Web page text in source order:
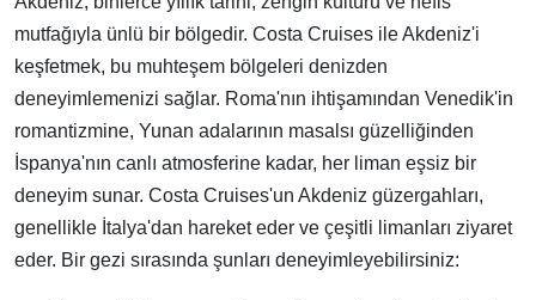
mutfağıyla ünlü bir bölgedir. Costa Cruises ile Akdeniz'i
keşfetmek, bu muhteşem bölgeleri denizden
deneyimlemenizi sağlar. Roma'nın ihtişamından Venedik'in
romantizmine, Yunan adalarının masalsı güzelliğinden
İspanya'nın canlı atmosferine kadar, her liman eşsiz bir
deneyim sunar. Costa Cruises'un Akdeniz güzergahları,
genellikle İtalya'dan hareket eder ve çeşitli limanları ziyaret
eder. Bir gezi sırasında şunları deneyimleyebilirsiniz: